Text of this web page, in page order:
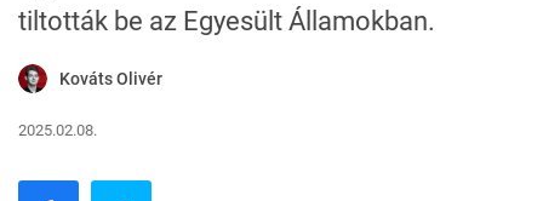
tiltották be az Egyesült Államokban.
Kováts Olivér
2025.02.08.